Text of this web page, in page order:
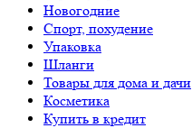
Новогодние
Спорт, похудение
Упаковка
Шланги
Товары для дома и дачи
Косметика
Купить в кредит